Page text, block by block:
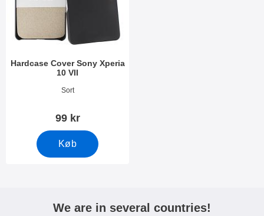
Hardcase Cover Sony Xperia
10 VII
Varenr 54286Sort
99 kr
Køb
We are in several countries!